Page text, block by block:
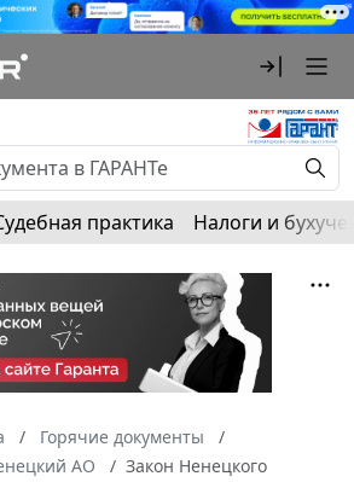
практика Налоги и
Горячие документы
АО
Закон Ненецкого